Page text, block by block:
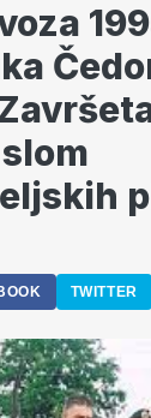
TWITTER